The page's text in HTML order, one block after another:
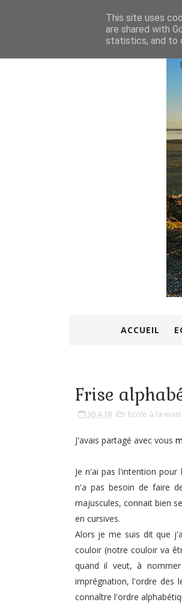
ACCUEIL
Frise
30.4.18 Ecole à la
J'avais partagé avec vous
Je n'ai pas l'intention
n'a pas besoin de faire
majuscules, connait bien
en cursives.
Alors je me suis dit que
couloir (notre couloir va
quand il veut, à
imprégnation, l'ordre des
connaître l'ordre
This site uses
are shared with
statistics, and to